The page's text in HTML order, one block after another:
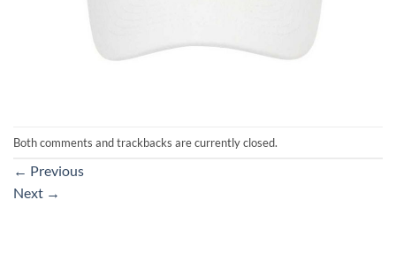
Both comments and trackbacks are currently closed.
← Previous
Next →